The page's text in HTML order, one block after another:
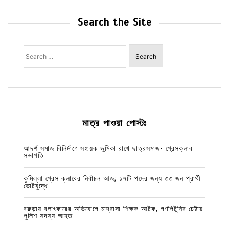
Search the Site
Search
for:
মাত্র পাওয়া পোস্টঃ
আদর্শ সমাজ বিনির্মাণে সহায়ক ভুমিকা রাখে ছাত্রসমাজ- প্রেসক্লাব
সভাপতি
কুমিল্লা প্রেস ক্লাবের নির্বাচন আজ; ১৭টি পদের জন্য ৩৩ জন প্রার্থী
ভোটযুদ্ধে
বরুড়ায় বলাৎকারের অভিযোগে মাদ্রাসা শিক্ষক আটক, গণপিটুনির চেষ্টায়
পুলিশ সদস্য আহত